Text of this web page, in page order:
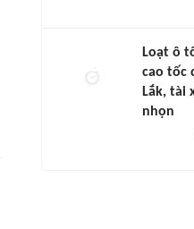
Loạt ô
cao tốc
Lắk, tài
nhọn